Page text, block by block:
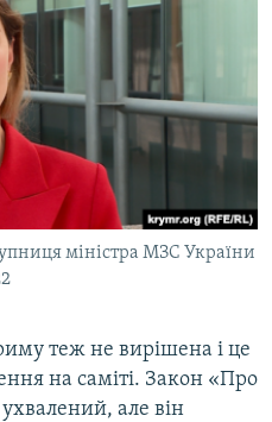
міністра МЗС України
теж не вирішена і це
на саміті. Закон «Про
але він